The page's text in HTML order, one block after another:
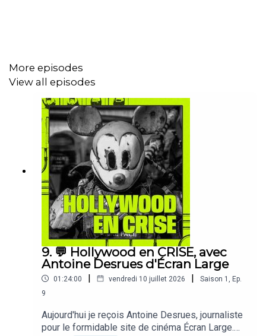
More episodes
View all episodes
9. 💬 Hollywood en CRISE, avec
Antoine Desrues d'Écran Large
01:24:00 | vendredi 10 juillet 2026 | Saison 1
Ep.
9
Aujourd'hui je reçois Antoine Desrues, journaliste
pour le formidable site de cinéma Écran Large.